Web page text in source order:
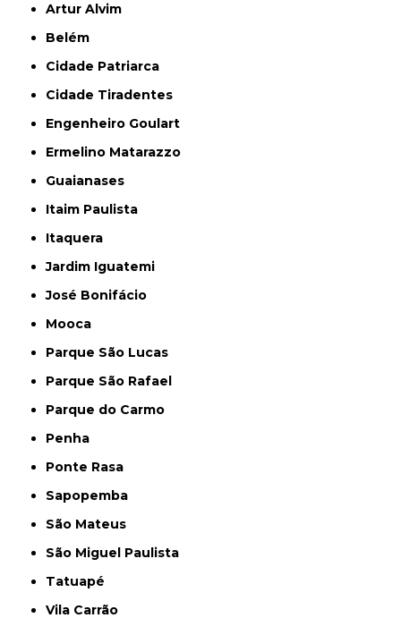
Artur Alvim
Belém
Cidade Patriarca
Cidade Tiradentes
Engenheiro Goulart
Ermelino Matarazzo
Guaianases
Itaim Paulista
Itaquera
Jardim Iguatemi
José Bonifácio
Mooca
Parque São Lucas
Parque São Rafael
Parque do Carmo
Penha
Ponte Rasa
Sapopemba
São Mateus
São Miguel Paulista
Tatuapé
Vila Carrão